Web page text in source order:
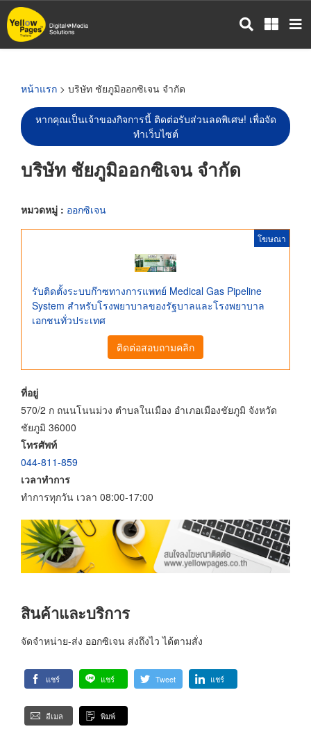
ข้าม
ไป
หน้าแรก > บริษัท ชัยภูมิออกซิเจน จำกัด
หากคุณเป็นเจ้าของกิจการนี้ ติดต่อรับส่วนลดพิเศษ! เพื่อจัด
ทำเว็บไซต์
บริษัท ชัยภูมิออกซิเจน จำกัด
หมวดหมู่ : ออกซิเจน
โฆษณา
รับติดตั้งระบบก๊าซทางการแพทย์ Medical Gas Pipeline
System สำหรับโรงพยาบาลของรัฐบาลและโรงพยาบาล
เอกชนทั่วประเทศ
ติดต่อสอบถามคลิก
ที่อยู่
570/2 ก ถนนโนนม่วง ตำบลในเมือง อำเภอเมืองชัยภูมิ จังหวัด
ชัยภูมิ 36000
โทรศัพท์
044-811-859
เวลาทำการ
ทำการทุกวัน เวลา 08:00-17:00
สินค้าและบริการ
จัดจำหน่าย-ส่ง ออกซิเจน ส่งถึงไว ได้ตามสั่ง
แชร์ แชร์ Tweet แชร์
อีเมล พิมพ์